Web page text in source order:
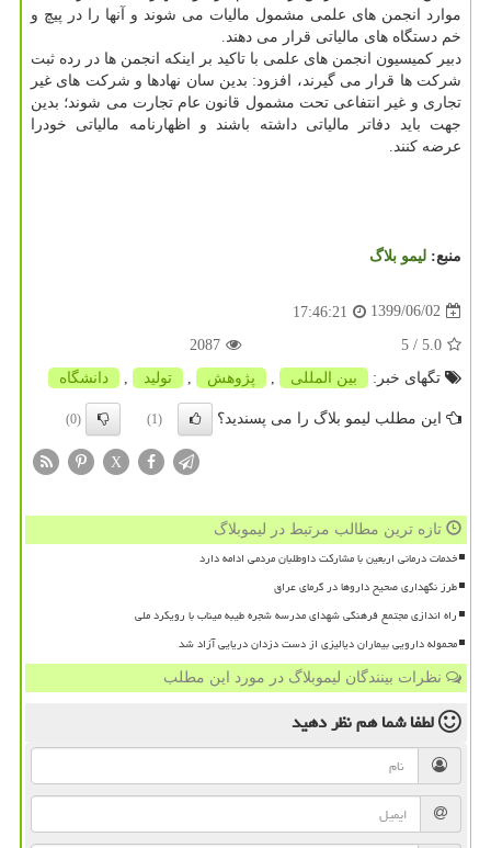
موارد انجمن های علمی مشمول مالیات می شوند و آنها را در پیچ و
خم دستگاه های مالیاتی قرار می دهند.
دبیر کمیسیون انجمن های علمی با تاکید بر اینکه انجمن ها در رده ثبت
شرکت ها قرار می گیرند، افزود: بدین سان نهادها و شرکت های غیر
تجاری و غیر انتفاعی تحت مشمول قانون عام تجارت می شوند؛ بدین
جهت باید دفاتر مالیاتی داشته باشند و اظهارنامه مالیاتی خودرا
عرضه کنند.
منبع: لیمو بلاگ
1399/06/02
17:46:21
5.0
/ 5
2087
تگهای خبر:
بین المللی , پژوهش , تولید , دانشگاه
این مطلب لیمو بلاگ را می پسندید؟ (1)
(0)
X
تازه ترین مطالب مرتبط در لیموبلاگ
خدمات درمانی اربعین با مشارکت داوطلبان مردمی ادامه دارد
طرز نگهداری صحیح داروها در گرمای عراق
راه اندازی مجتمع فرهنگی شهدای مدرسه شجره طیبه میناب با رویکرد ملی
محموله دارویی بیماران دیالیزی از دست دزدان دریایی آزاد شد
نظرات بینندگان لیموبلاگ در مورد این مطلب
لطفا شما همنظر دهید